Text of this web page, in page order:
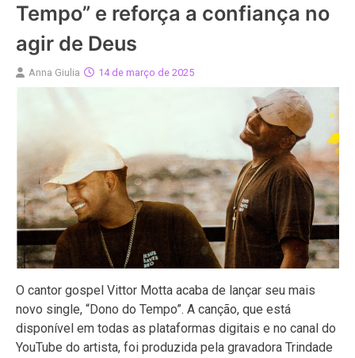
Tempo” e reforça a confiança no
agir de Deus
Anna Giulia 14 de março de 2025
O cantor gospel Vittor Motta acaba de lançar seu mais
novo single, “Dono do Tempo”. A canção, que está
disponível em todas as plataformas digitais e no canal do
YouTube do artista, foi produzida pela gravadora Trindade